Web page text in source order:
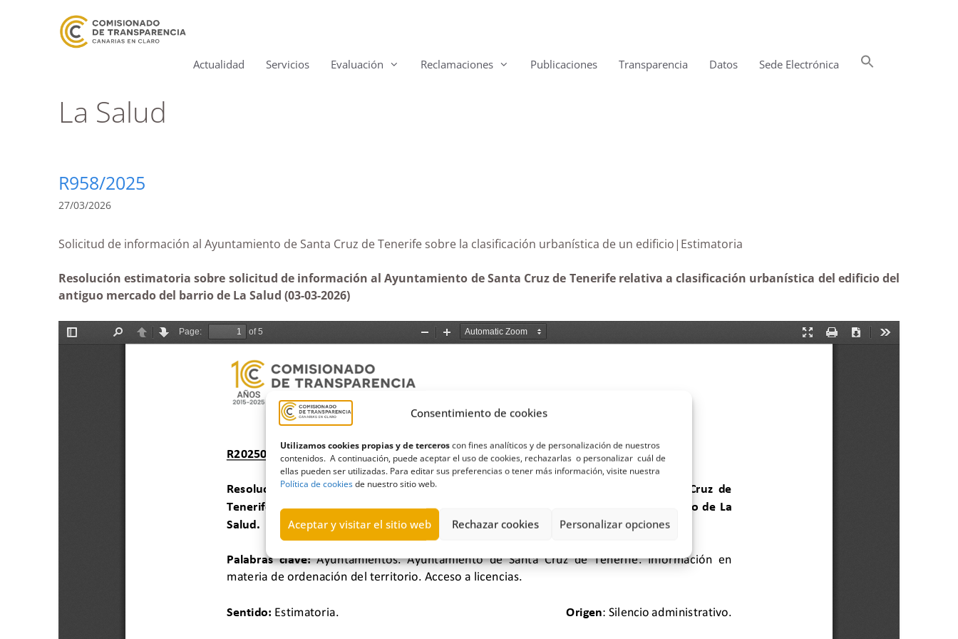
Consentimiento de cookies
Utilizamos cookies propias y de terceroscon fines analíticos y de personalización de nuestros
contenidos. A continuación, puede aceptar el uso de cookies, rechazarlas o personalizar cuál de
ellas pueden ser utilizadas. Para editar sus preferencias o tener más información, visite nuestra
Política de cookiesde nuestro sitio web.
Aceptar y visitar el sitio web Rechazar cookies Personalizar opciones
Actualidad Servicios Evaluación Reclamaciones Publicaciones Transparencia Datos Sede Electrónica
La Salud
R958/2025
27/03/2026
Solicitud de información al Ayuntamiento de Santa Cruz de Tenerife sobre la clasificación urbanística de un edificio|Estimatoria
Resolución estimatoria sobre solicitud de información al Ayuntamiento de Santa Cruz de Tenerife relativa a clasificación urbanística del edificio del
antiguo mercado del barrio de La Salud (03-03-2026)